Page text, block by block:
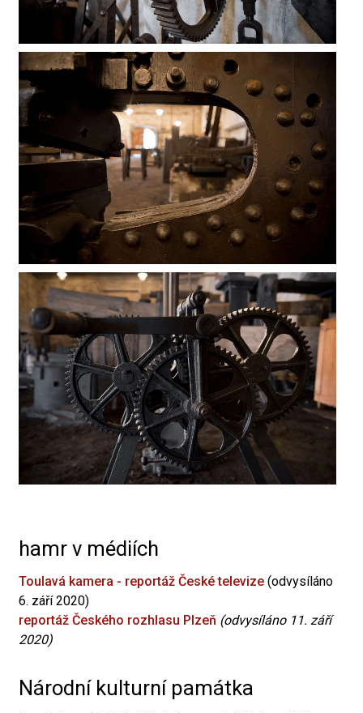
hamr v médiích
Toulavá kamera - reportáž České televize (odvysíláno
6. září 2020)
reportáž Českého rozhlasu Plzeň (odvysíláno 11. září
2020)
Národní kulturní památka